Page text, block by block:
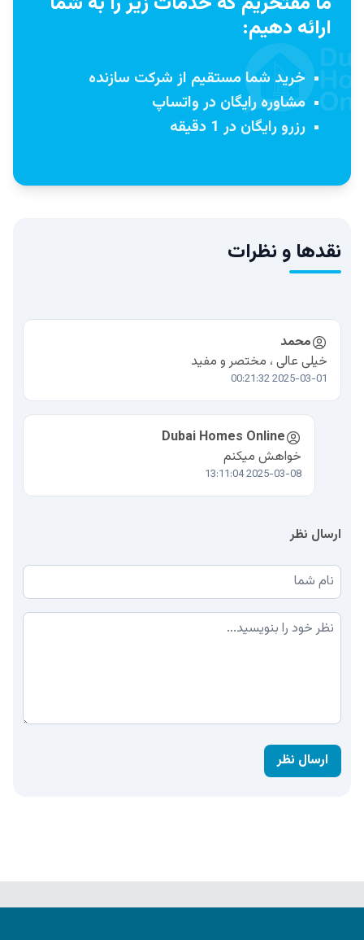
ارائه دهیم:
خرید شما مستقیم از شرکت سازنده
مشاوره رایگان در واتساپ
رزرو رایگان در 1 دقیقه
نقدها و نظرات
محمد
خیلی عالی ، مختصر و مفید
2025-03-01 00:21:32
Dubai Homes Online
خواهش میکنم
2025-03-08 13:11:04
ارسال نظر
نام شما
نظر شما
ارسال نظر